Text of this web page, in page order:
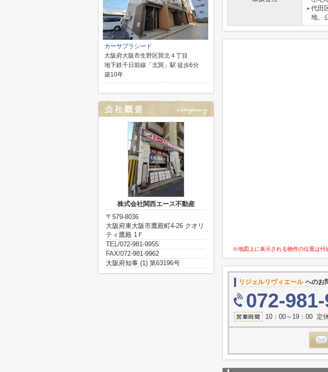
代田
地、
※地図上に表示される物件の位置は付
リジェルリヴィエールへのお
072-981-
10：00～19：00 定
カーサプラシード
大阪府大阪市生野区巽北４丁目
地下鉄千日前線「北巽」駅 徒歩6分
築10年
株式会社関西エース不動産
〒579-8036
大阪府東大阪市鷹殿町4-26 クオリ
ティ鷹殿 1Ｆ
TEL/072-981-9955
FAX/072-981-9962
大阪府知事 (1) 第63196号